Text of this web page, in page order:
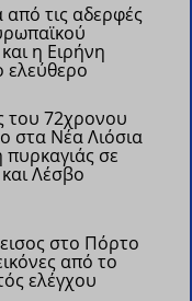
τις αδερφές
η Ειρήνη
ελεύθερο
του 72χρονου
στα Νέα Λιόσια
σε
Λέσβο
στο Πόρτο
από το
ελέγχου